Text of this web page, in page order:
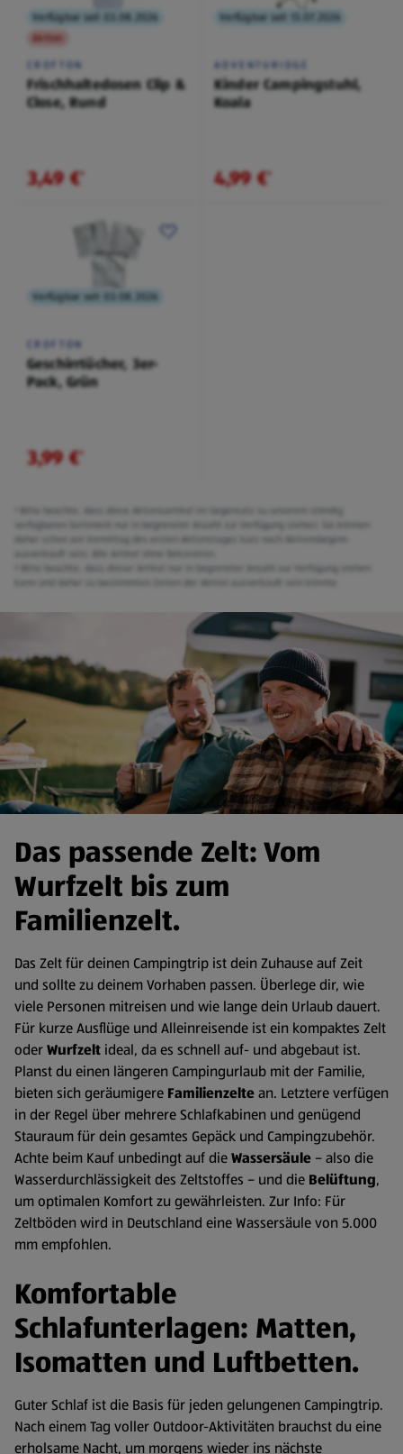
Verfügbar seit 03.08.2026
Aktion
CROFTON
Frischhaltedosen Clip &
Close, Rund
3,49 €¹
Verfügbar seit 13.07.2026
ADVENTURIDGE
Kinder Campingstuhl,
Koala
4,99 €¹
Verfügbar seit 03.08.2026
CROFTON
Geschirrtücher, 3er-
Pack, Grün
3,99 €¹
¹ Bitte beachte, dass diese Aktionsartikel im Gegensatz zu unserem ständig
daher schon am Vormittag des ersten Aktionstages kurz nach Aktionsbeginn
Das passende Zelt: Vom
Wurfzelt bis zum
Familienzelt.
Das Zelt für deinen Campingtrip ist dein Zuhause auf Zeit
und sollte zu deinem Vorhaben passen. Überlege dir, wie
viele Personen mitreisen und wie lange dein Urlaub dauert.
Für kurze Ausflüge und Alleinreisende ist ein kompaktes Zelt
oderWurfzelt ideal, da es schnell auf- und abgebaut ist.
Planst du einen längeren Campingurlaub mit der Familie,
bieten sich geräumigere Familienzeltean. Letztere verfügen
in der Regel über mehrere Schlafkabinen und genügend
Stauraum für dein gesamtes Gepäck und Campingzubehör.
Achte beim Kauf unbedingt auf dieWassersäule – also die
Wasserdurchlässigkeit des Zeltstoffes – und die Belüftung,
um optimalen Komfort zu gewährleisten. Zur Info: Für
Zeltböden wird in Deutschland eine Wassersäule von 5.000
mm empfohlen.
Komfortable
Schlafunterlagen: Matten,
Isomatten und Luftbetten.
Guter Schlaf ist die Basis für jeden gelungenen Campingtrip.
Nach einem Tag voller Outdoor-Aktivitäten brauchst du eine
erholsame Nacht, um morgens wieder ins nächste